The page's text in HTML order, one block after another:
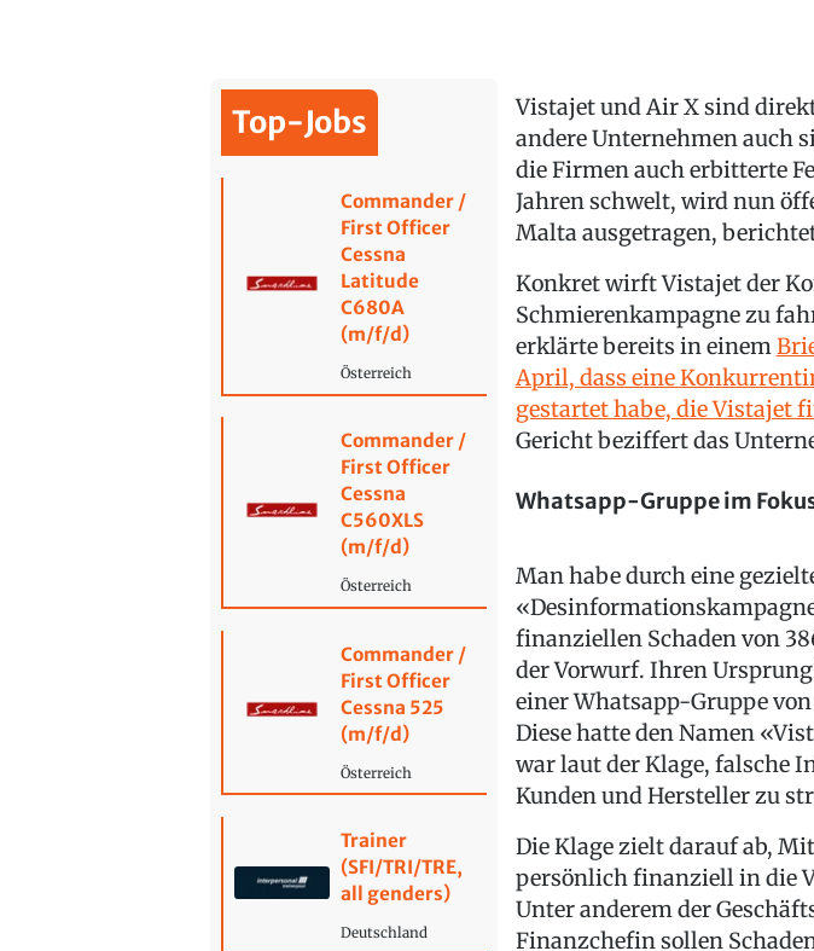
Top-Jobs
Commander /
First Officer
Cessna
Latitude
C680A
(m/f/d)
Österreich
Commander /
First Officer
Cessna
C560XLS
(m/f/d)
Österreich
Commander /
First Officer
Cessna 525
(m/f/d)
Österreich
Trainer
(SFI/TRI/TRE,
all genders)
Deutschland
Vistajet und Air X sind
andere Unternehmen auch
die Firmen auch erbitterte
Jahren schwelt, wird nun
Malta ausgetragen,
Konkret wirft Vistajet der
Schmierenkampagne zu
erklärte bereits in einem
April, dass eine
gestartet habe, die Vistajet
Gericht beziffert das
Whatsapp-Gruppe im
Man habe durch eine
finanziellen Schaden von
der Vorwurf. Ihren
einer Whatsapp-Gruppe
Diese hatte den Namen
war laut der Klage, falsche
Kunden und Hersteller zu
Die Klage zielt darauf ab,
persönlich finanziell in die
Unter anderem der
Finanzchefin sollen